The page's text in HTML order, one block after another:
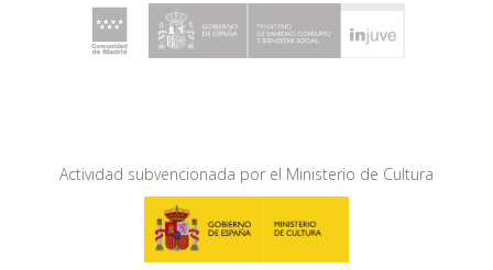
Actividad subvencionada por el Ministerio de Cultura